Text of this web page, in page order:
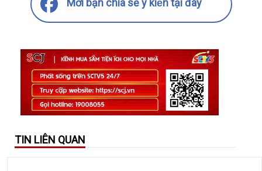
Mời bạn chia sẻ ý kiến tại đây
TIN LIÊN QUAN